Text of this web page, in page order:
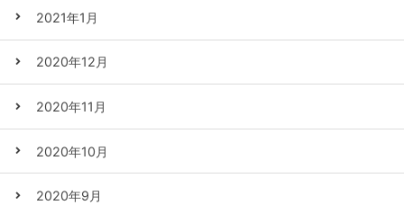
2021年1月
2020年12月
2020年11月
2020年10月
2020年9月